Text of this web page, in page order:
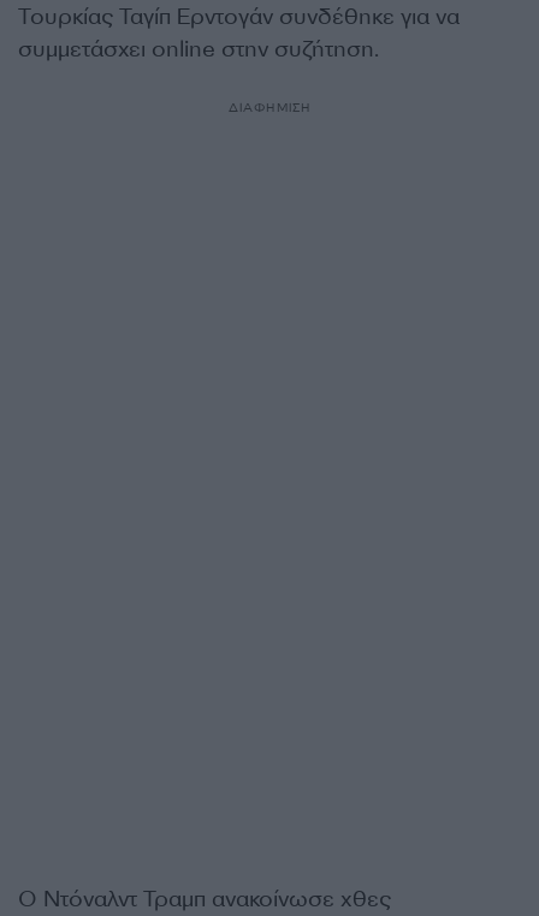
Τουρκίας Ταγίπ Ερντογάν συνδέθηκε για να
συμμετάσχει online στην συζήτηση.
ΔΙΑΦΗΜΙΣΗ
Ο Ντόναλντ Τραμπ ανακοίνωσε χθες